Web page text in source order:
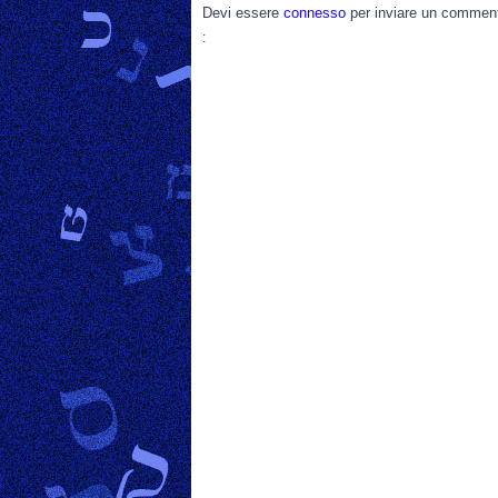
Devi essere connesso per inviare un
: